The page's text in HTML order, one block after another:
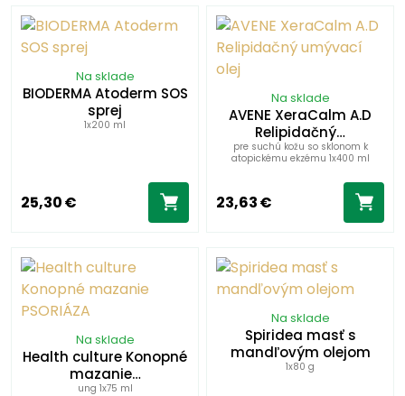
Na sklade
BIODERMA Atoderm SOS
sprej
1x200 ml
25,30 €
Na sklade
AVENE XeraCalm A.D
Relipidačný…
pre suchú kožu so sklonom k
atopickému ekzému 1x400 ml
23,63 €
Na sklade
Health culture Konopné
mazanie…
ung 1x75 ml
Na sklade
Spiridea masť s
mandľovým olejom
1x80 g